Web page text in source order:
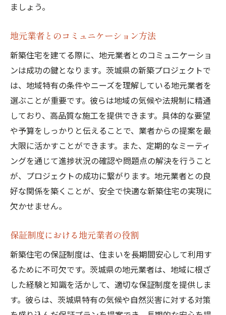
ましょう。
地元業者とのコミュニケーション方法
新築住宅を建てる際に、地元業者とのコミュニケーショ
ンは成功の鍵となります。茨城県の新築プロジェクトで
は、地域特有の条件やニーズを理解している地元業者を
選ぶことが重要です。彼らは地域の気候や法規制に精通
しており、高品質な施工を提供できます。具体的な要望
や予算をしっかりと伝えることで、業者からの提案を最
大限に活かすことができます。また、定期的なミーティ
ングを通じて進捗状況の確認や問題点の解決を行うこと
が、プロジェクトの成功に繋がります。地元業者との良
好な関係を築くことが、安全で快適な新築住宅の実現に
欠かせません。
保証制度における地元業者の役割
新築住宅の保証制度は、住まいを長期間安心して利用す
るために不可欠です。茨城県の地元業者は、地域に根ざ
した経験と知識を活かして、適切な保証制度を提供しま
す。彼らは、茨城県特有の気候や自然災害に対する対策